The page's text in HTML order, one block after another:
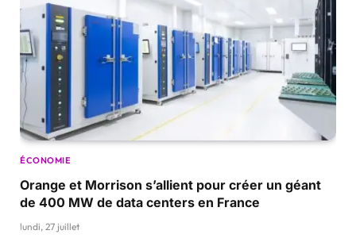
ÉCONOMIE
Orange et Morrison s’allient pour créer un géant
de 400 MW de data centers en France
lundi, 27 juillet